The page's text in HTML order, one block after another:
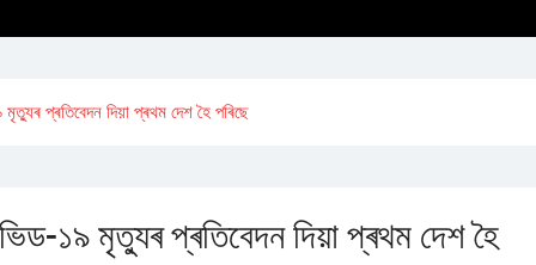
প্ৰতিবেদন দিয়া প্ৰথম দেশ হৈ পৰিছে
১৯ মৃত্যুৰ প্ৰতিবেদন দিয়া প্ৰথম দেশ হৈ